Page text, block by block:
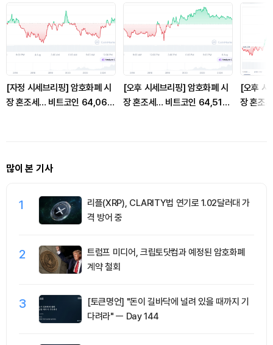
[자정 시세브리핑] 암호화폐 시
장 혼조세… 비트코인 64,069
[오후 시세브리핑] 암호화폐 시
장 혼조세… 비트코인 64,516
[오후 시
장 혼조
많이 본 기사
1
리플(XRP), CLARITY법 연기로 1.02달러대 가
격 방어 중
2
트럼프 미디어, 크립토닷컴과 예정된 암호화폐
계약 철회
3
[토큰명언] "돈이 길바닥에 널려 있을 때까지 기
다려라" ㅡ Day 144